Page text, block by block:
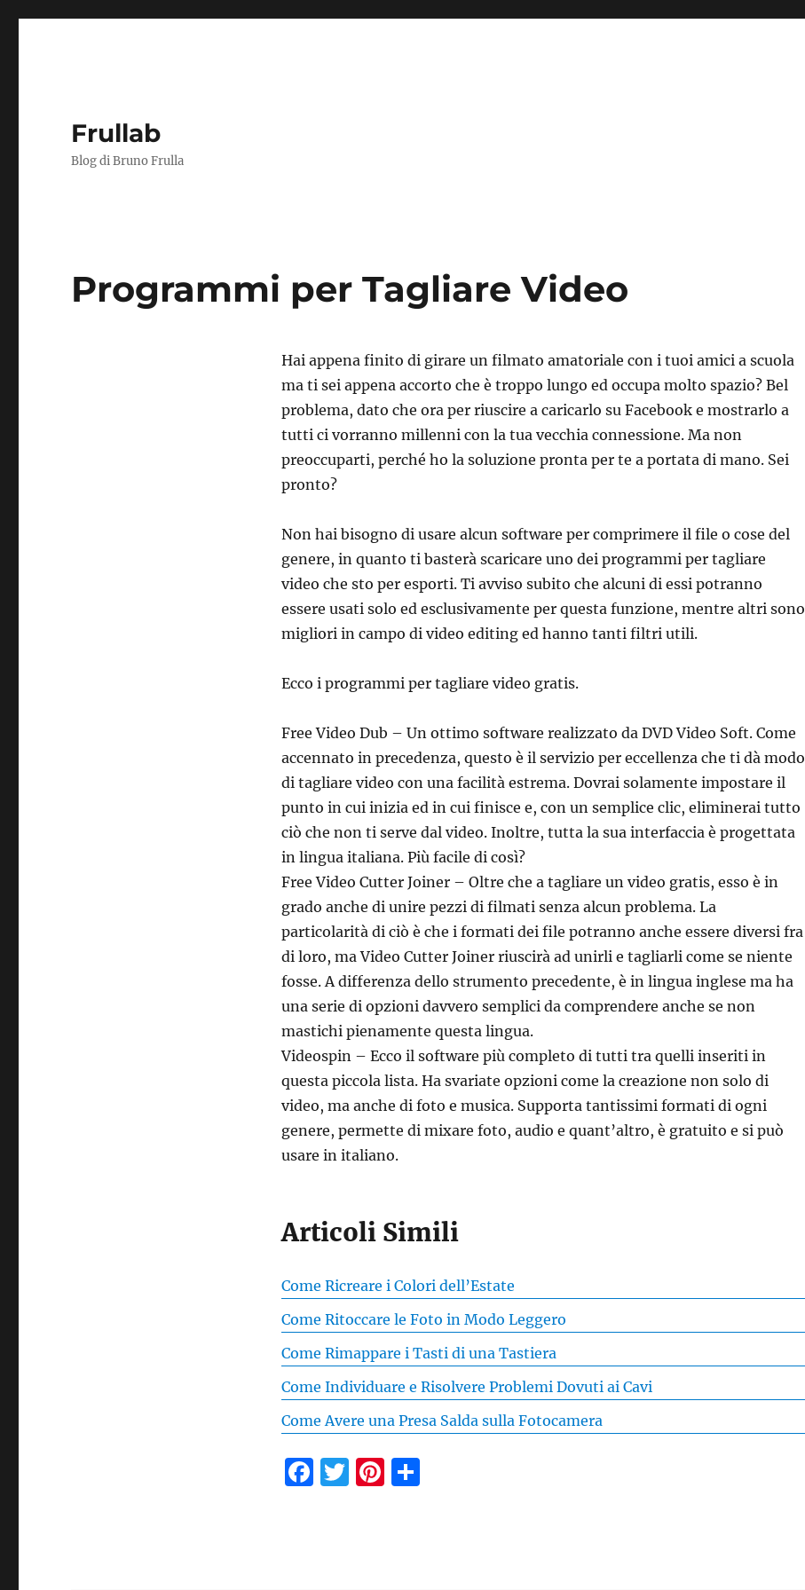
Frullab
Blog di Bruno Frulla
Programmi per Tagliare Video
Hai appena finito di girare un filmato amatoriale con i tuoi amici a scuola
ma ti sei appena accorto che è troppo lungo ed occupa molto spazio? Bel
problema, dato che ora per riuscire a caricarlo su Facebook e mostrarlo a
tutti ci vorranno millenni con la tua vecchia connessione. Ma non
preoccuparti, perché ho la soluzione pronta per te a portata di mano. Sei
pronto?
Non hai bisogno di usare alcun software per comprimere il file o cose del
genere, in quanto ti basterà scaricare uno dei programmi per tagliare
video che sto per esporti. Ti avviso subito che alcuni di essi potranno
essere usati solo ed esclusivamente per questa funzione, mentre altri sono
migliori in campo di video editing ed hanno tanti filtri utili.
Ecco i programmi per tagliare video gratis.
Free Video Dub – Un ottimo software realizzato da DVD Video Soft. Come
accennato in precedenza, questo è il servizio per eccellenza che ti dà modo
di tagliare video con una facilità estrema. Dovrai solamente impostare il
punto in cui inizia ed in cui finisce e, con un semplice clic, eliminerai tutto
ciò che non ti serve dal video. Inoltre, tutta la sua interfaccia è progettata
in lingua italiana. Più facile di così?
Free Video Cutter Joiner – Oltre che a tagliare un video gratis, esso è in
grado anche di unire pezzi di filmati senza alcun problema. La
particolarità di ciò è che i formati dei file potranno anche essere diversi fra
di loro, ma Video Cutter Joiner riuscirà ad unirli e tagliarli come se niente
fosse. A differenza dello strumento precedente, è in lingua inglese ma ha
una serie di opzioni davvero semplici da comprendere anche se non
mastichi pienamente questa lingua.
Videospin – Ecco il software più completo di tutti tra quelli inseriti in
questa piccola lista. Ha svariate opzioni come la creazione non solo di
video, ma anche di foto e musica. Supporta tantissimi formati di ogni
genere, permette di mixare foto, audio e quant’altro, è gratuito e si può
usare in italiano.
Articoli Simili
Come Ricreare i Colori dell’Estate
Come Ritoccare le Foto in Modo Leggero
Come Rimappare i Tasti di una Tastiera
Come Individuare e Risolvere Problemi Dovuti ai Cavi
Come Avere una Presa Salda sulla Fotocamera
F T Pi C